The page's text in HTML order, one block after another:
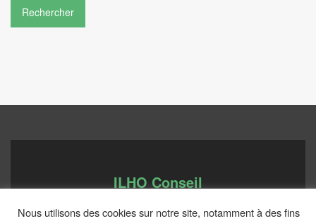
ILHO Conseil
Nous utilisons des cookies sur notre site, notamment à des fins